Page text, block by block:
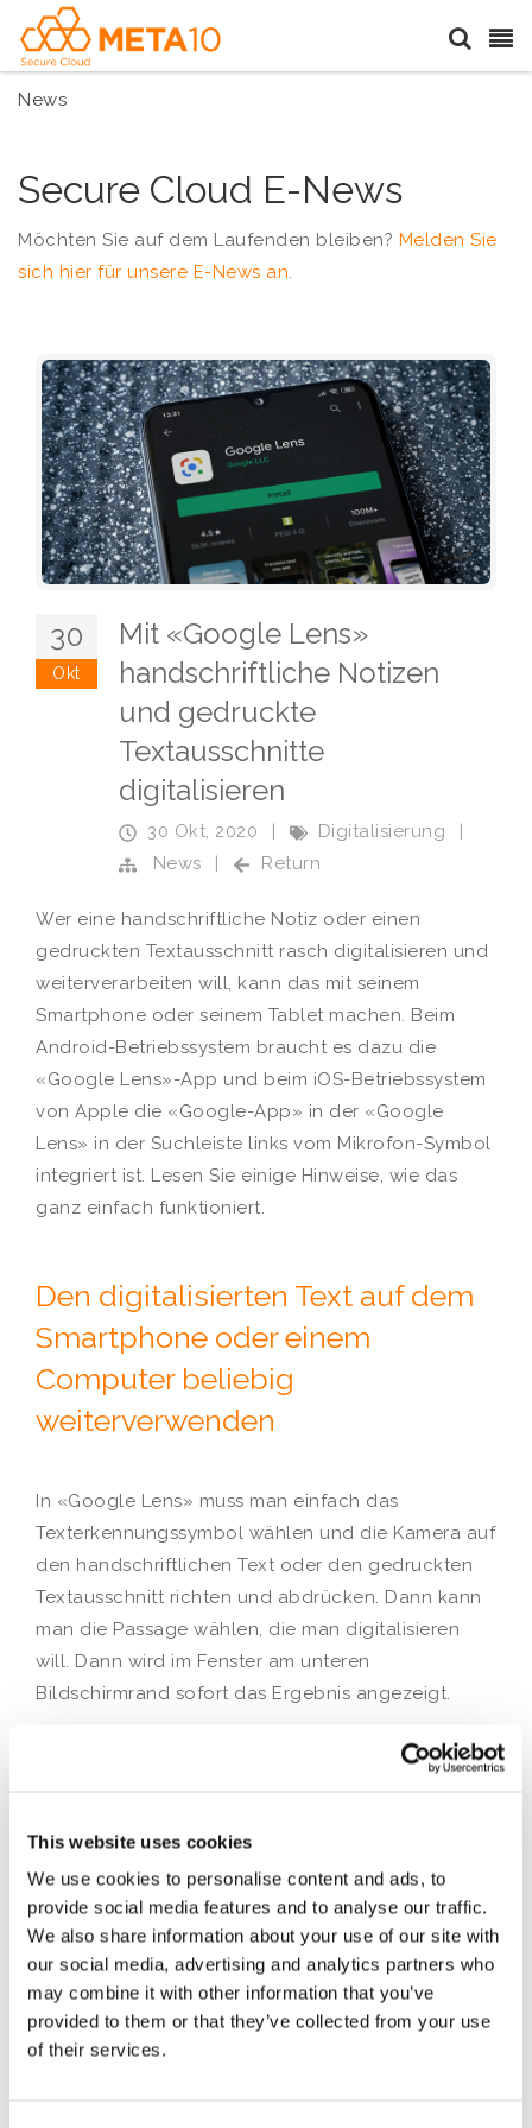
This website uses cookies
We use cookies to personalise content and ads, to
provide social media features and to analyse our traffic.
We also share information about your use of our site with
our social media, advertising and analytics partners who
may combine it with other information that you’ve
provided to them or that they’ve collected from your use
of their services.
News
Secure Cloud E-News
Möchten Sie auf dem Laufenden bleiben? Melden Sie
sich hier für unsere E-News an.
30
Okt
Mit «Google Lens»
handschriftliche Notizen
und gedruckte
Textausschnitte
digitalisieren
30 Okt, 2020 | Digitalisierung
|
News
| Return
Wer eine handschriftliche Notiz oder einen
gedruckten Textausschnitt rasch digitalisieren und
weiterverarbeiten will, kann das mit seinem
Smartphone oder seinem Tablet machen. Beim
Android-Betriebssystem braucht es dazu die
«Google Lens»-App und beim iOS-Betriebssystem
von Apple die «Google-App» in der «Google
Lens» in der Suchleiste links vom Mikrofon-Symbol
integriert ist. Lesen Sie einige Hinweise, wie das
ganz einfach funktioniert.
Den digitalisierten Text auf dem
Smartphone oder einem
Computer beliebig
weiterverwenden
In «Google Lens» muss man einfach das
Texterkennungssymbol wählen und die Kamera auf
den handschriftlichen Text oder den gedruckten
Textausschnitt richten und abdrücken. Dann kann
man die Passage wählen, die man digitalisieren
will. Dann wird im Fenster am unteren
Bildschirmrand sofort das Ergebnis angezeigt.
zwischengelagerten Text auf dem Smartphone
Den Text mit dem Befehl «Auf Computer kopieren»
in die Zwischenablage eines mit dem Internet
verbundenen Computers senden. Der Chrome-
Browser dieses Computers muss mit dem gleichen
Google-Konto angemeldet sein wie das
Smartphone. Auch auf dem Computer kann dann